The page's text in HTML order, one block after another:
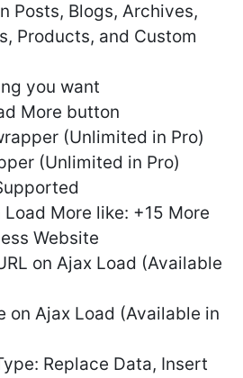
Posts, Blogs, Archives,
Products, and Custom
you want
More button
(Unlimited in Pro)
(Unlimited in Pro)
More like: +15 More
Website
on Ajax Load (Available
on Ajax Load (Available in
Replace Data, Insert